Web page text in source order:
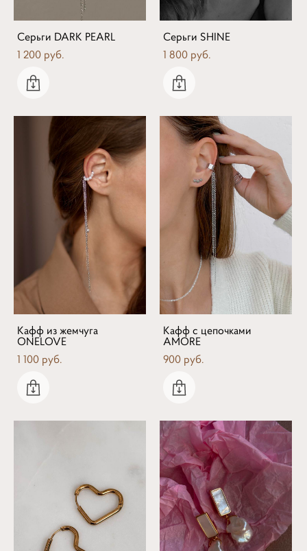
Серьги DARK PEARL
1 200 pуб.
Серьги SHINE
1 800 pуб.
Кафф из жемчуга
ONELOVE
1 100 pуб.
Кафф с цепочками
AMORE
900 pуб.